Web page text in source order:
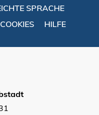
SPRACHE
COOKIES HILFE